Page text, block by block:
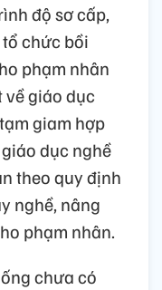
độ sơ cấp,
chức bồi
phạm nhân
giáo dục
giam hợp
dục nghề
theo quy định
nghề, nâng
phạm nhân.
chưa có